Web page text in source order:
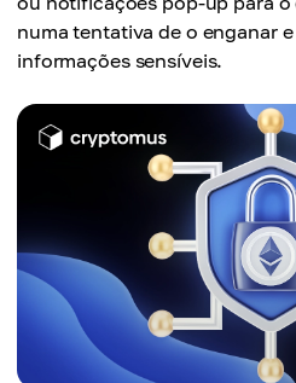
numa tentativa de o enganar
informações sensíveis.